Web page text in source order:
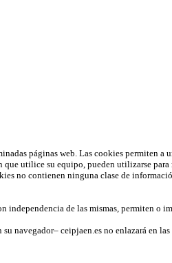
páginas web. Las cookies permiten
utilice su equipo, pueden utilizarse
no contienen ninguna clase de
independencia de las mismas, permiten o
navegador– ceipjaen.es no enlazará en